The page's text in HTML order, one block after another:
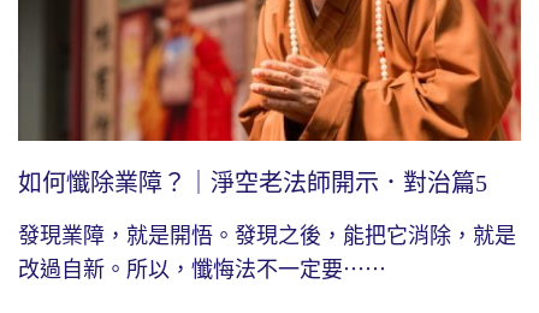
如何懺除業障？｜淨空老法師開示．對治篇5
發現業障，就是開悟。發現之後，能把它消除，就是
改過自新。所以，懺悔法不一定要⋯⋯